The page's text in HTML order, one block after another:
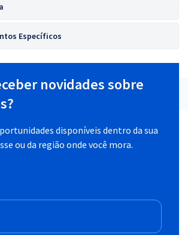
Específicos
novidades sobre
disponíveis dentro da sua
ou da região onde você mora.